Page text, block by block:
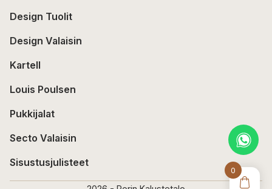
0
Design Tuolit
Design Valaisin
Kartell
Louis Poulsen
Pukkijalat
Secto Valaisin
Sisustusjulisteet